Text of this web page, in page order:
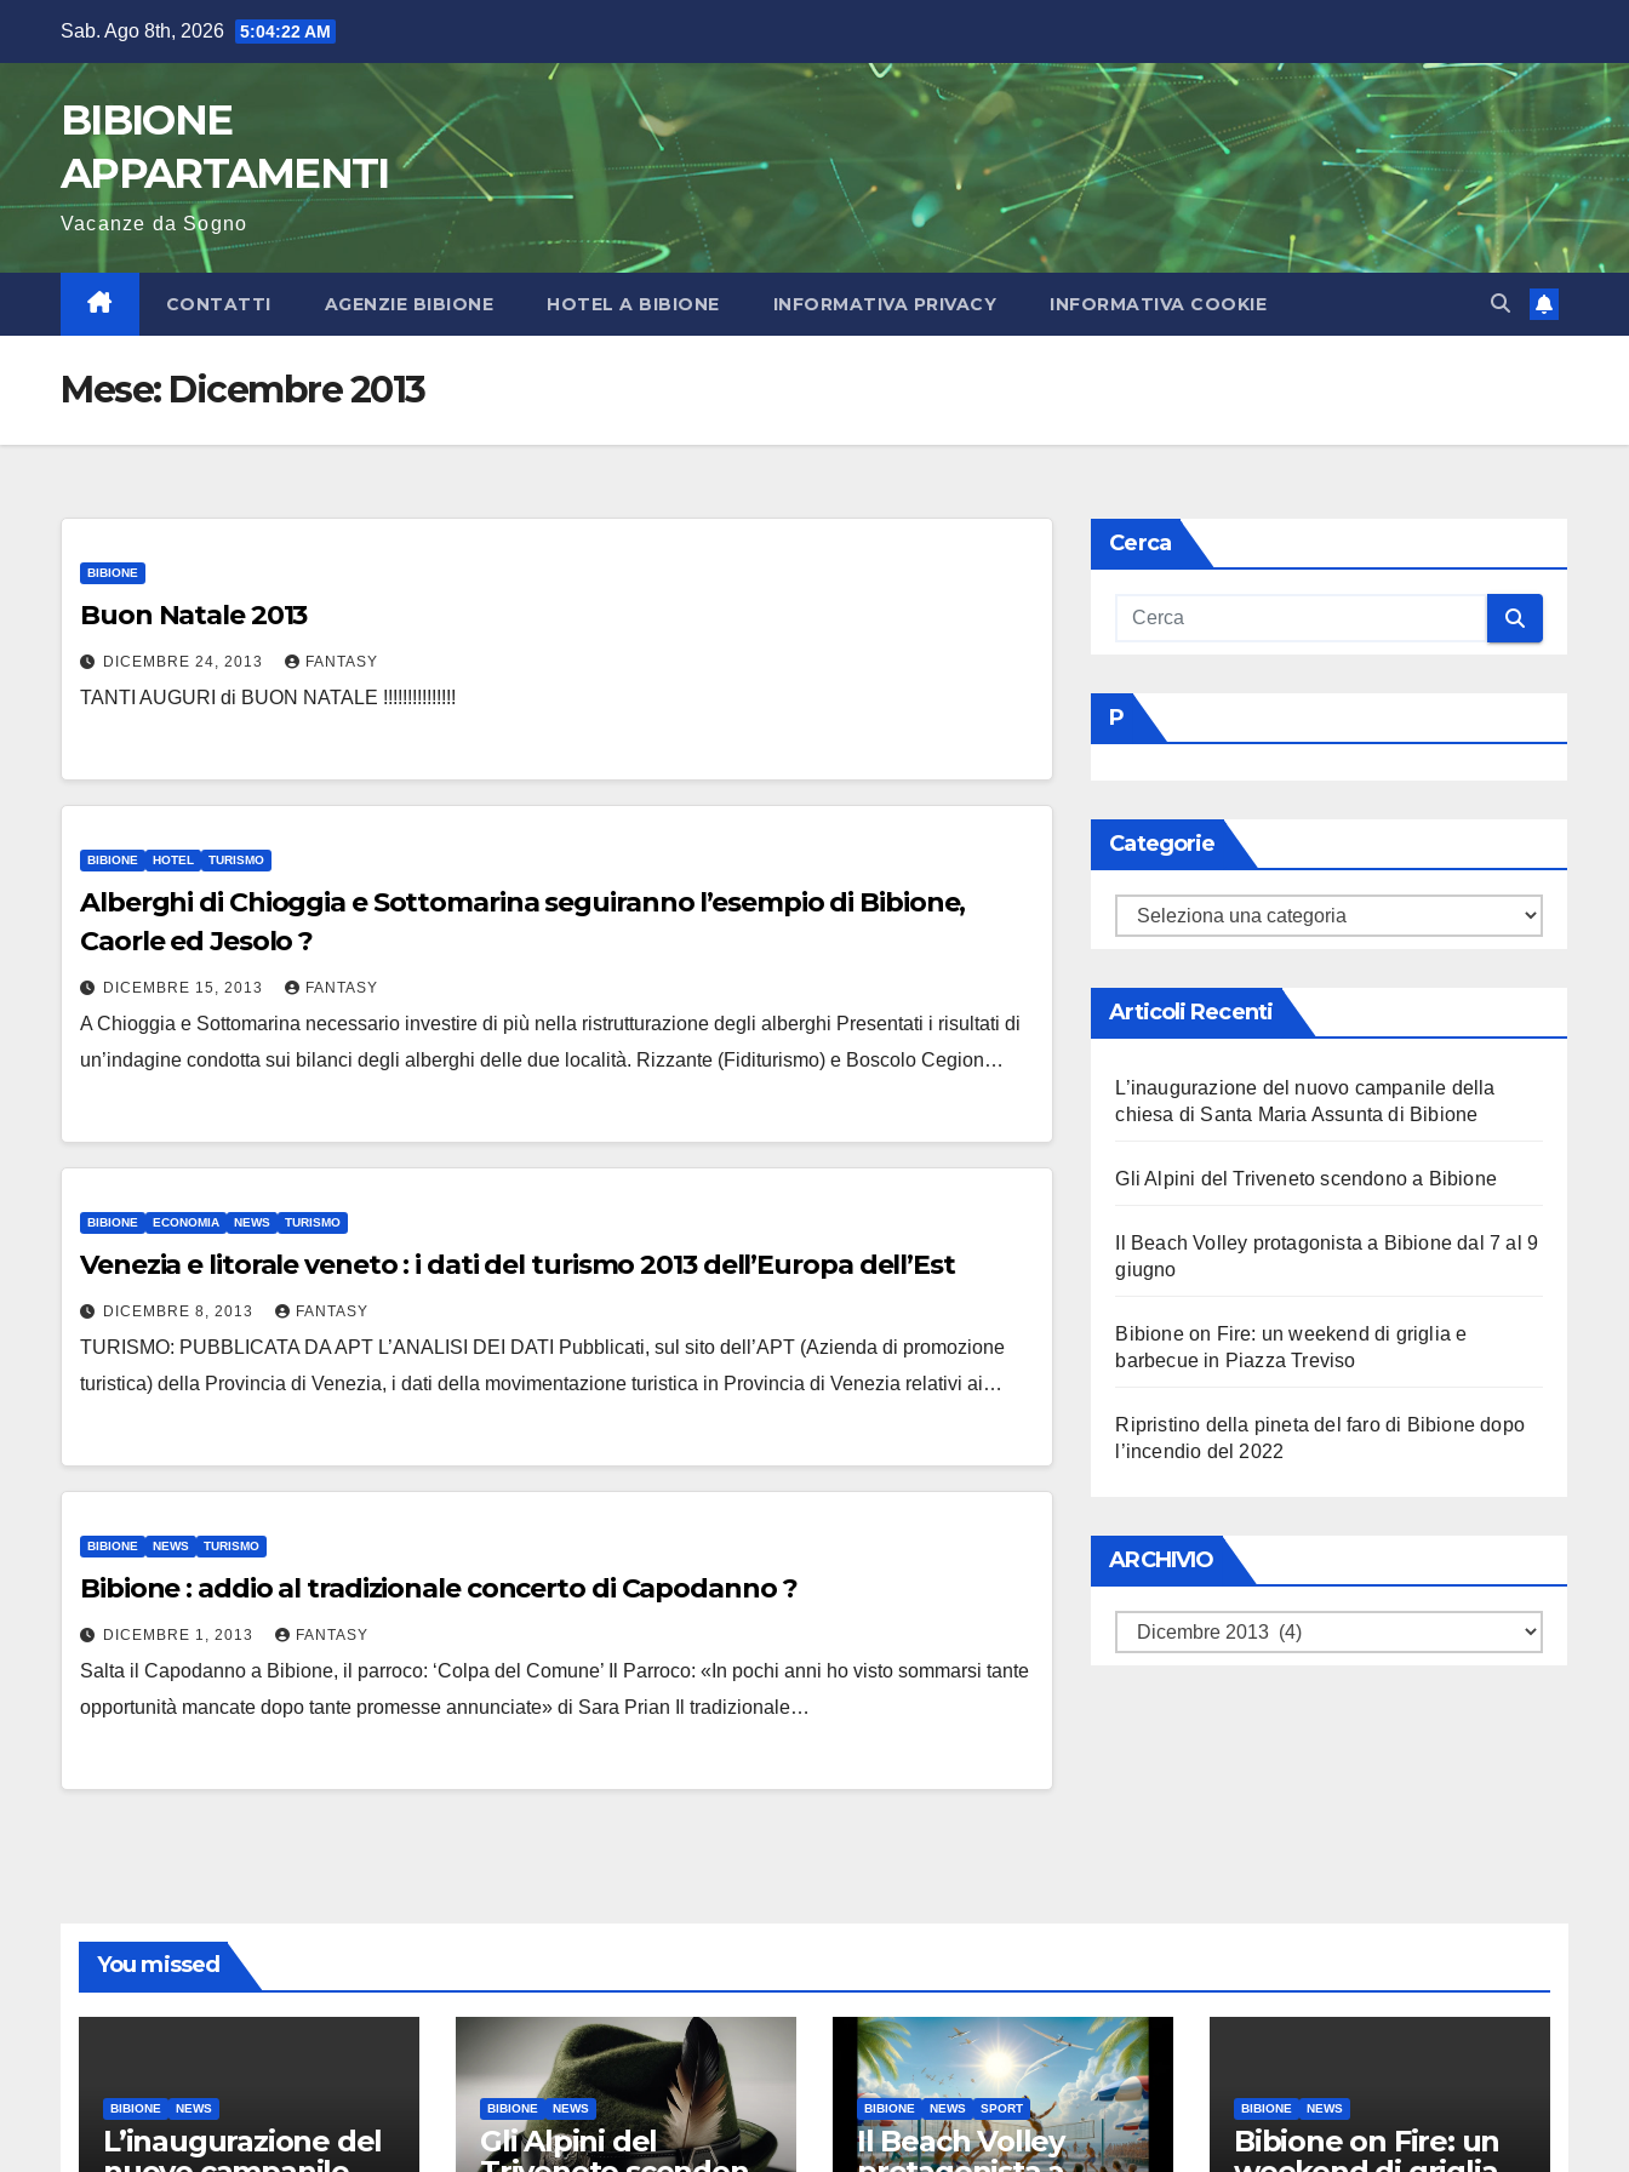
contenuto
Sab. Ago 8th, 2026 5:04:23 AM
BIBIONE
APPARTAMENTI
Vacanze da Sogno
CONTATTI AGENZIE BIBIONE HOTEL A BIBIONE INFORMATIVA PRIVACY INFORMATIVA COOKIE
Mese: Dicembre 2013
BIBIONE
Buon Natale 2013
DICEMBRE 24, 2013 FANTASY
TANTI AUGURI di BUON NATALE !!!!!!!!!!!!!!!
BIBIONE HOTEL TURISMO
Alberghi di Chioggia e Sottomarina seguiranno l’esempio di Bibione,
Caorle ed Jesolo ?
DICEMBRE 15, 2013 FANTASY
A Chioggia e Sottomarina necessario investire di più nella ristrutturazione degli alberghi Presentati i risultati di
un’indagine condotta sui bilanci degli alberghi delle due località. Rizzante (Fiditurismo) e Boscolo Cegion…
BIBIONE ECONOMIA NEWS TURISMO
Venezia e litorale veneto : i dati del turismo 2013 dell’Europa dell’Est
DICEMBRE 8, 2013 FANTASY
TURISMO: PUBBLICATA DA APT L’ANALISI DEI DATI Pubblicati, sul sito dell’APT (Azienda di promozione
turistica) della Provincia di Venezia, i dati della movimentazione turistica in Provincia di Venezia relativi ai…
BIBIONE NEWS TURISMO
Bibione : addio al tradizionale concerto di Capodanno ?
DICEMBRE 1, 2013 FANTASY
Salta il Capodanno a Bibione, il parroco: ‘Colpa del Comune’ Il Parroco: «In pochi anni ho visto sommarsi tante
opportunità mancate dopo tante promesse annunciate» di Sara Prian Il tradizionale…
Cerca
P
Categorie
Categorie
Articoli Recenti
L’inaugurazione del nuovo campanile della
chiesa di Santa Maria Assunta di Bibione
Gli Alpini del Triveneto scendono a Bibione
Il Beach Volley protagonista a Bibione dal 7 al 9
giugno
Bibione on Fire: un weekend di griglia e
barbecue in Piazza Treviso
Ripristino della pineta del faro di Bibione dopo
l’incendio del 2022
ARCHIVIO
ARCHIVIO
You missed
BIBIONE NEWS
L’inaugurazione del
BIBIONE NEWS
Gli Alpini del
BIBIONE NEWS SPORT
Il Beach Volley
BIBIONE NEWS
Bibione on Fire: un